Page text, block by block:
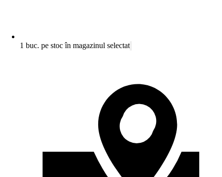
1 buc. pe stoc în magazinul selectat